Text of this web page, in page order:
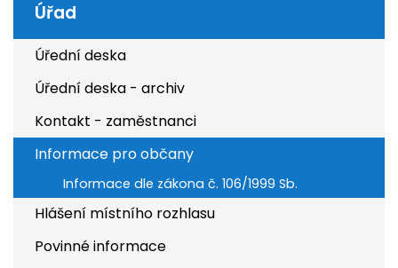
Úřad
Úřední deska
Úřední deska - archiv
Kontakt - zaměstnanci
Informace pro občany
Informace dle zákona č. 106/1999 Sb.
Hlášení místního rozhlasu
Povinné informace